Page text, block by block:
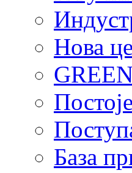
Нова
База